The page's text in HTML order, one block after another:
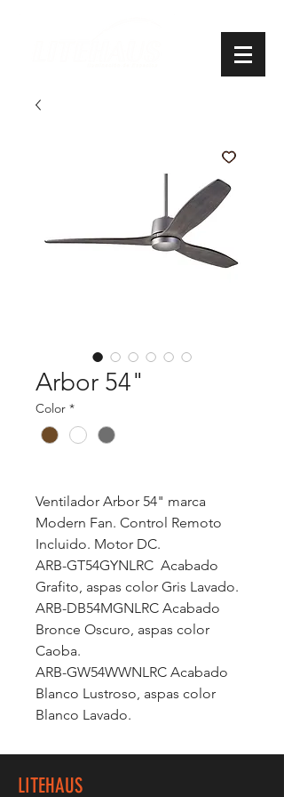
Arbor 54"
Color *
Ventilador Arbor 54" marca
Modern Fan. Control Remoto
Incluido. Motor DC.
ARB-GT54GYNLRC Acabado
Grafito, aspas color Gris Lavado.
ARB-DB54MGNLRC Acabado
Bronce Oscuro, aspas color
Caoba.
ARB-GW54WWNLRC Acabado
Blanco Lustroso, aspas color
Blanco Lavado.
LITEHAUS